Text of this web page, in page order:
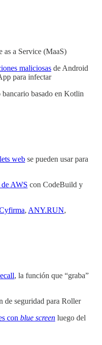
as a Service (MaaS)
maliciosas de Android
para infectar
bancario basado en Kotlin
web se pueden usar para
de AWS con CodeBuild y
, ANY.RUN,
, la función que “graba”
de seguridad para Roller
con blue screen luego del